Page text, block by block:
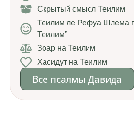
Скрытый смысл Теилим
Теилим ле Рефуа Шлема
Теилим”
Зоар на Теилим
Хасидут на Теилим
Все псалмы Давида